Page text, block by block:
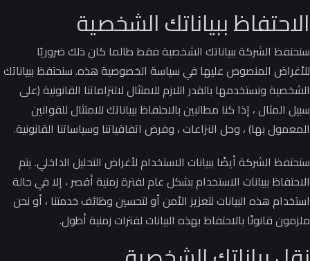
الاحتفاظ ببياناتك الشخصية
ستحتفظ الشركة ببياناتك الشخصية فقط طالما كان ذلك ضروريًا
للأغراض المنصوص عليها في سياسة الخصوصية هذه.سنحتفظ ببياناتك
الشخصية ونستخدمها بالقدر اللازم للامتثال لالتزاماتنا القانونية (على
سبيل المثال ، إذا كنا مطالبين بالاحتفاظ ببياناتك للامتثال للقوانين
المعمول بها) ، وحل النزاعات ، وفرض اتفاقياتنا وسياساتنا القانونية.
ستحتفظ الشركة أيضًا ببيانات الاستخدام لأغراض التحليل الداخلي.يتم
الاحتفاظ ببيانات الاستخدام بشكل عام لفترة زمنية أقصر ، إلا في حالة
استخدام هذه البيانات لتعزيز الأمن أو لتحسين وظائف خدمتنا ، أو نحن
ملزمون قانونًا بالاحتفاظ بهذه البيانات لفترات زمنية أطول.